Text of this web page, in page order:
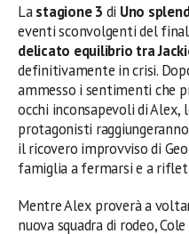
Lastagione 3 di Uno
eventi sconvolgenti del
delicato equilibrio tra
definitivamente in crisi.
ammesso i sentimenti che
occhi inconsapevoli di
protagonisti
il ricovero improvviso di
famiglia a fermarsi e a
Mentre Alex proverà a
nuova squadra di rodeo,